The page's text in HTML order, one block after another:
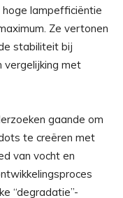
lampefficiëntie
Ze vertonen
stabiliteit bij
vergelijking met
gaande om
te creëren met
van vocht en
“degradatie”-